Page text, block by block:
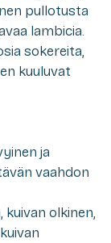
pullotusta
lambicia.
sokereita,
kuuluvat
ja
vaahdon
kuivan olkinen,